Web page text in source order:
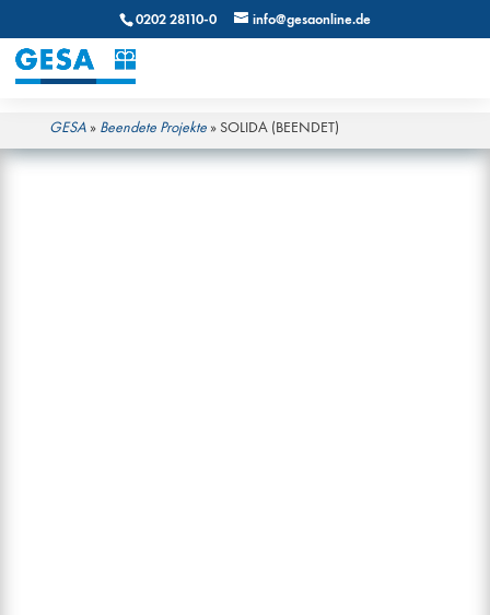
0202 28110-0 info@gesaonline.de
GESA» Beendete Projekte» SOLIDA (BEENDET)